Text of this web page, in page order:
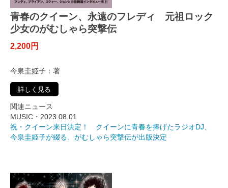
青春のクイーン、永遠のフレディ 元祖ロック
少女のがむしゃら突撃伝
2,200円
今泉圭姫子：著
詳しく見る
関連ニュース
MUSIC・ 2023.08.01
祝・クイーン来日決定！ クイーンに青春を捧げたラジオDJ、
今泉圭姫子が綴る、がむしゃら突撃伝が出版決定